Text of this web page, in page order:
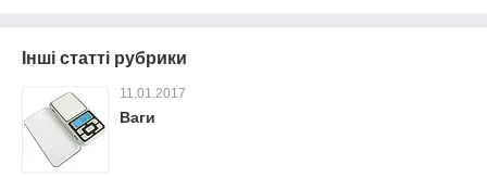
Інші статті рубрики
11.01.2017
Ваги